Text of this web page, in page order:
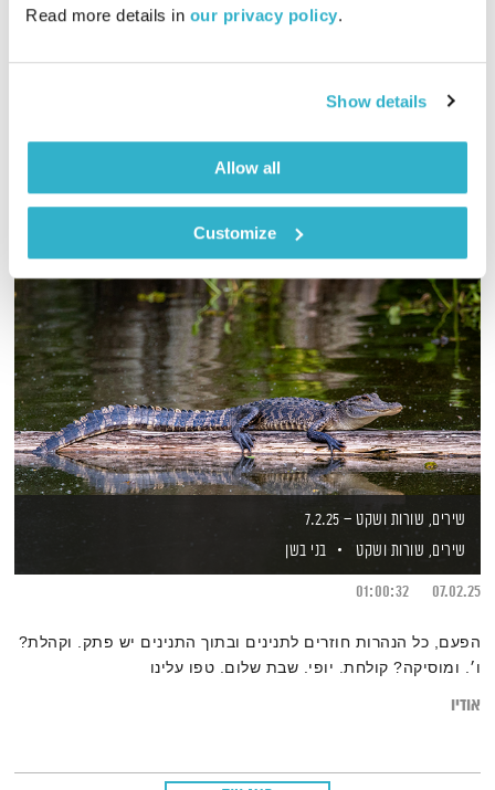
Read more details in our privacy policy.
Show details
Allow all
Customize
שעה אינטימית עם שמעון פרנס – מוזיקה, מונולוגים וסיפורים
שיעזרו לכם להוריד הילוך
שירים, שורות ושקט – 7.2.25
שירים, שורות ושקט
בני בשן
07.02.25
01:00:32
הפעם, כל הנהרות חוזרים לתנינים ובתוך התנינים יש פתק. וקהלת?
ו׳. ומוסיקה? קולחת. יופי. שבת שלום. טפו עלינו
אודיו